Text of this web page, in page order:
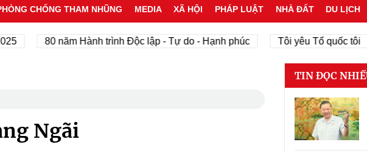
CHỐNG THAM NHŨNG MEDIA XÃ HỘI PHÁP LUẬT NHÀ ĐẤT DU LỊCH
80 năm Hành trình Độc lập - Tự do - Hạnh phúc Tôi yêu Tổ quốc tôi
Ngãi
TIN ĐỌC